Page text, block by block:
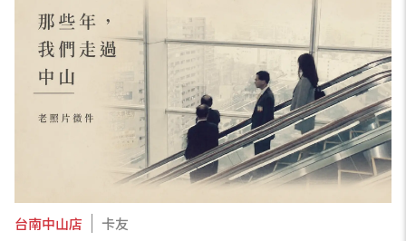
台南中山店 卡友